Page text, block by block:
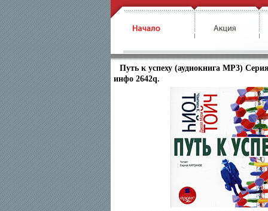
Путь к успеху (аудиокнига MP3)
инфо 2642q.